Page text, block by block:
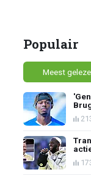
Populair
Meest